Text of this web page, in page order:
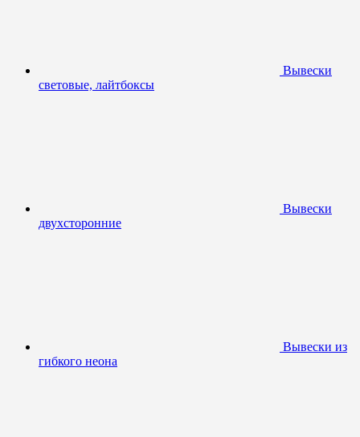
Вывески
световые, лайтбоксы
Вывески
двухсторонние
Вывески из
гибкого неона